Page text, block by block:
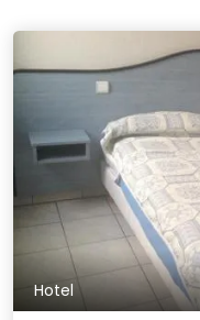
Hotel